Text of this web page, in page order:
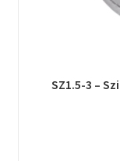
SZ1.5-3 –